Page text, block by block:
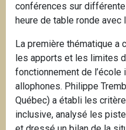
conférences sur
heure de table ronde avec
La première thématique a
les apports et les limites
fonctionnement de
allophones. Philippe
Québec) a établi les
inclusive, analysé les